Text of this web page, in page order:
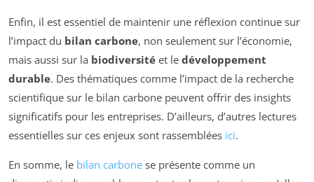
Enfin, il est essentiel de maintenir une réflexion continue sur
l’impact du bilan carbone, non seulement sur l’économie,
mais aussi sur la biodiversité et le développement
durable. Des thématiques comme l’impact de la recherche
scientifique sur le bilan carbone peuvent offrir des insights
significatifs pour les entreprises. D’ailleurs, d’autres lectures
essentielles sur ces enjeux sont rassemblées ici.
En somme, le bilan carbone se présente comme un